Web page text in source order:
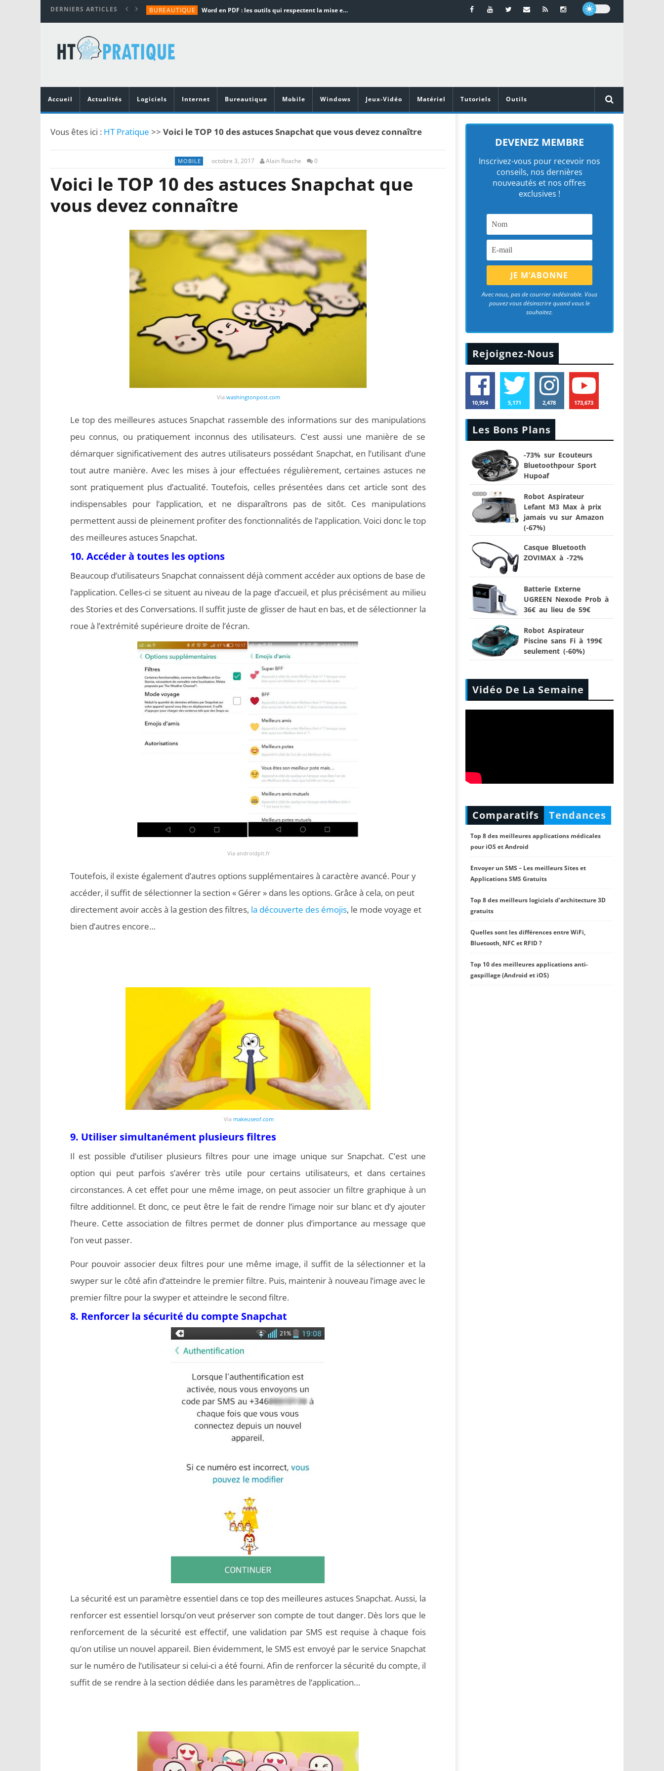
DERNIERS ARTICLES BUREAUTIQUE Word en PDF : les outils qui respectent la mise en page
TUTORIALS
MATÉRIEL
Vidéoprojecteurs Asus : Top 6 des meilleurs modèles de la marque
Accueil
Actualités Logiciels Internet Bureautique Mobile Windows Jeux-Vidéo Matériel Tutoriels Outils
Vous êtes ici : HT Pratique >> Voici le TOP 10 des astuces Snapchat que vous devez connaître
MOBILE octobre 3, 2017 Alain Roache 0
Voici le TOP 10 des astuces Snapchat que
vous devez connaître
Via washingtonpost.com
Le top des meilleures astuces Snapchat rassemble des informations sur des manipulations
peu connus, ou pratiquement inconnus des utilisateurs. C’est aussi une manière de se
démarquer significativement des autres utilisateurs possédant Snapchat, en l’utilisant d’une
tout autre manière. Avec les mises à jour effectuées régulièrement, certaines astuces ne
sont pratiquement plus d’actualité. Toutefois, celles présentées dans cet article sont des
indispensables pour l’application, et ne disparaîtrons pas de sitôt. Ces manipulations
permettent aussi de pleinement profiter des fonctionnalités de l’application. Voici donc le top
des meilleures astuces Snapchat.
10. Accéder à toutes les options
Beaucoup d’utilisateurs Snapchat connaissent déjà comment accéder aux options de base de
l’application. Celles-ci se situent au niveau de la page d’accueil, et plus précisément au milieu
des Stories et des Conversations. Il suffit juste de glisser de haut en bas, et de sélectionner la
roue à l’extrémité supérieure droite de l’écran.
Via androidpit.fr
Toutefois, il existe également d’autres options supplémentaires à caractère avancé. Pour y
accéder, il suffit de sélectionner la section « Gérer » dans les options. Grâce à cela, on peut
directement avoir accès à la gestion des filtres, la découverte des émojis, le mode voyage et
bien d’autres encore…
Via makeuseof.com
9. Utiliser simultanément plusieurs filtres
Il est possible d’utiliser plusieurs filtres pour une image unique sur Snapchat. C’est une
option qui peut parfois s’avérer très utile pour certains utilisateurs, et dans certaines
circonstances. A cet effet pour une même image, on peut associer un filtre graphique à un
filtre additionnel. Et donc, ce peut être le fait de rendre l’image noir sur blanc et d’y ajouter
l’heure. Cette association de filtres permet de donner plus d’importance au message que
l’on veut passer.
Pour pouvoir associer deux filtres pour une même image, il suffit de la sélectionner et la
swyper sur le côté afin d’atteindre le premier filtre. Puis, maintenir à nouveau l’image avec le
premier filtre pour la swyper et atteindre le second filtre.
8. Renforcer la sécurité du compte Snapchat
La sécurité est un paramètre essentiel dans ce top des meilleures astuces Snapchat. Aussi, la
renforcer est essentiel lorsqu’on veut préserver son compte de tout danger. Dès lors que le
renforcement de la sécurité est effectif, une validation par SMS est requise à chaque fois
qu’on utilise un nouvel appareil. Bien évidemment, le SMS est envoyé par le service Snapchat
sur le numéro de l’utilisateur si celui-ci a été fourni. Afin de renforcer la sécurité du compte, il
suffit de se rendre à la section dédiée dans les paramètres de l’application…
DEVENEZ MEMBRE
Inscrivez-vous pour recevoir nos
conseils, nos dernières
nouveautés et nos offres
exclusives !
Avec nous, pas de courrier indésirable. Vous
pouvez vous désinscrire quand vous le
souhaitez.
Rejoignez-Nous
10,954 5,171 2,478 173,673
Les Bons Plans
-73% sur Ecouteurs
Bluetoothpour Sport
Hupoaf
Robot Aspirateur
Lefant M3 Max à prix
jamais vu sur Amazon
(-67%)
Casque Bluetooth
ZOVIMAX à -72%
Batterie Externe
UGREEN Nexode Prob à
36€ au lieu de 59€
Robot Aspirateur
Piscine sans Fi à 199€
seulement (-60%)
Vidéo De La Semaine
Comparatifs Tendances
Top 8 des meilleures applications médicales
pour iOS et Android
Envoyer un SMS – Les meilleurs Sites et
Applications SMS Gratuits
Top 8 des meilleurs logiciels d’architecture 3D
gratuits
Quelles sont les différences entre WiFi,
Bluetooth, NFC et RFID ?
Top 10 des meilleures applications anti-
gaspillage (Android et iOS)